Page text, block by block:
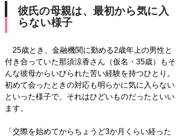
彼氏の母親は、最初から気に入
らない様子
25歳とき、金融機関に勤める2歳年上の男性と
付き合っていた那須涼香さん（仮名・35歳）もそ
んな彼母からいびられた苦い経験を持つひとり。
初めて会ったときの対応も明らかに気に入らない
といった様子で、それはひどいものだったといい
ます。
「交際を始めてからちょうど3か月くらい経った